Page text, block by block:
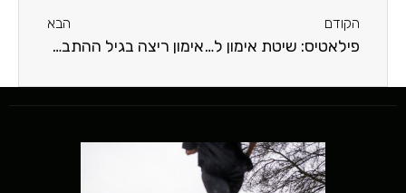
הקודם
פילאטיס: שיטת אימון לחיטוב הגוף, שיפור היציבה והקלה על כאבים
הבא
אימון ריצה בגיל ההתבגרות: הדרך לבניית כושר לקראת הגיוס